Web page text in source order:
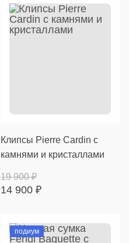
Клипсы Pierre Cardin с
камнями и кристаллами
14 900 ₽
19 900₽
подиум